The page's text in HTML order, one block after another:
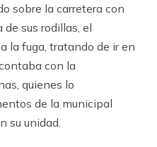
sobre la carretera con
sus rodillas, el
la fuga, tratando de ir en
con la
quienes lo
de la municipal
su unidad.